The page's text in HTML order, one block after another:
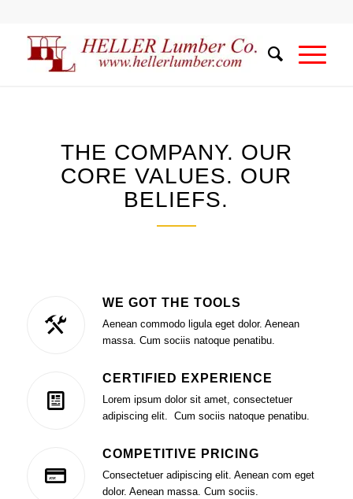
THE COMPANY. OUR
CORE VALUES. OUR
BELIEFS.
WE GOT THE TOOLS
Aenean commodo ligula eget dolor. Aenean
massa. Cum sociis natoque penatibu.
CERTIFIED EXPERIENCE
Lorem ipsum dolor sit amet, consectetuer
adipiscing elit. Cum sociis natoque penatibu.
COMPETITIVE PRICING
Consectetuer adipiscing elit. Aenean com eget
dolor. Aenean massa. Cum sociis.